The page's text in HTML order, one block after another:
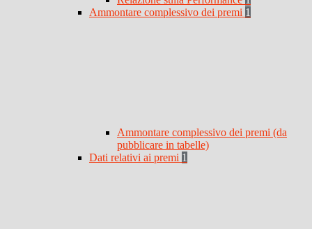
Ammontare complessivo dei premi 1
Ammontare complessivo dei premi (da
pubblicare in tabelle)
Dati relativi ai premi 1